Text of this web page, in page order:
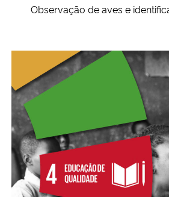
Observação de aves e